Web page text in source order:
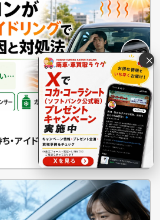
・アイドリングで冷えない原因と対
×